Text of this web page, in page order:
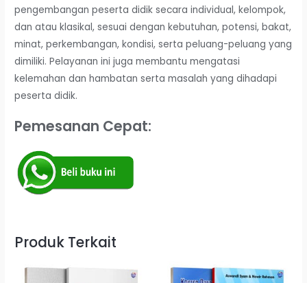
pengembangan peserta didik secara individual, kelompok,
dan atau klasikal, sesuai dengan kebutuhan, potensi, bakat,
minat, perkembangan, kondisi, serta peluang-peluang yang
dimiliki. Pelayanan ini juga membantu mengatasi
kelemahan dan hambatan serta masalah yang dihadapi
peserta didik.
Pemesanan Cepat:
Produk Terkait